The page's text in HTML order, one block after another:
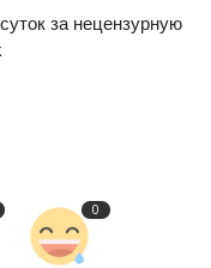
за нецензурную
0